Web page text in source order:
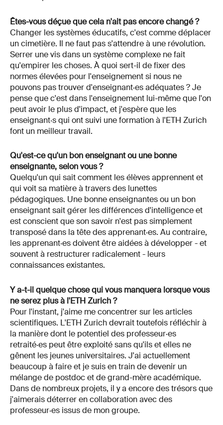
Êtes-vous déçue que cela n'ait pas encore changé ?
Changer les systèmes éducatifs, c'est comme déplacer
un cimetière. Il ne faut pas s'attendre à une révolution.
Serrer une vis dans un système complexe ne fait
qu'empirer les choses. À quoi sert-il de fixer des
normes élevées pour l'enseignement si nous ne
pouvons pas trouver d'enseignant·es adéquates ? Je
pense que c'est dans l'enseignement lui-même que l'on
peut avoir le plus d'impact, et j'espère que les
enseignant·s qui ont suivi une formation à l'ETH Zurich
font un meilleur travail.
Qu'est-ce qu'un bon enseignant ou une bonne
enseignante, selon vous ?
Quelqu'un qui sait comment les élèves apprennent et
qui voit sa matière à travers des lunettes
pédagogiques. Une bonne enseignantes ou un bon
enseignant sait gérer les différences d'intelligence et
est conscient que son savoir n'est pas simplement
transposé dans la tête des apprenant·es. Au contraire,
les apprenant·es doivent être aidées à développer - et
souvent à restructurer radicalement - leurs
connaissances existantes.
Y a-t-il quelque chose qui vous manquera lorsque vous
ne serez plus à l'ETH Zurich ?
Pour l'instant, j'aime me concentrer sur les articles
scientifiques. L'ETH Zurich devrait toutefois réfléchir à
la manière dont le potentiel des professeur·es
retraité·es peut être exploité sans qu'ils et elles ne
gênent les jeunes universitaires. J'ai actuellement
beaucoup à faire et je suis en train de devenir un
mélange de postdoc et de grand-mère académique.
Dans de nombreux projets, il y a encore des trésors que
j'aimerais déterrer en collaboration avec des
professeur·es issus de mon groupe.